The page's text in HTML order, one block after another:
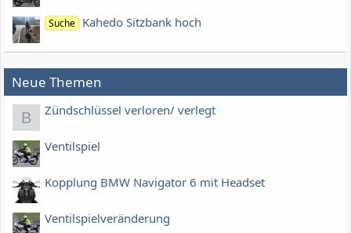
Suche Kahedo Sitzbank hoch
Neue Themen
B Zündschlüssel verloren/ verlegt
Ventilspiel
Kopplung BMW Navigator 6 mit Headset
Ventilspielveränderung